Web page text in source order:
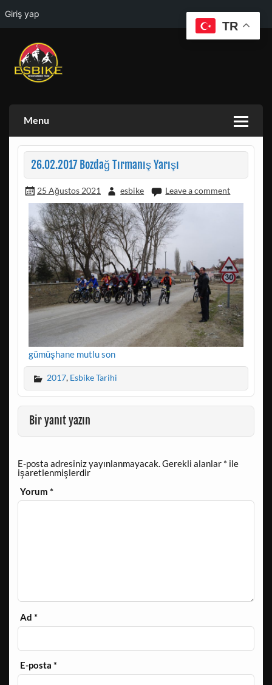
Giriş yap
Skip
content
Menu
26.02.2017 Bozdağ Tırmanış Yarışı
25 Ağustos 2021 esbike Leave a comment
gümüşhane mutlu son
2017, Esbike Tarihi
Bir yanıt yazın
E-posta adresiniz yayınlanmayacak.Gerekli alanlar * ile
işaretlenmişlerdir
Yorum*
Ad*
E-posta*
TR